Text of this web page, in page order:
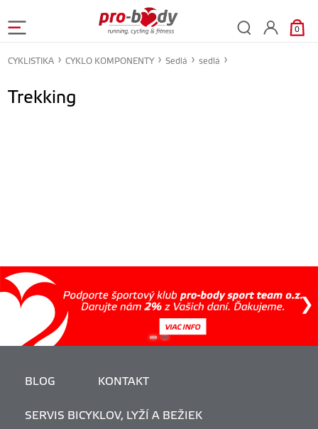
0
CYKLISTIKA CYKLO KOMPONENTY Sedlá sedlá
Trekking
BLOG KONTAKT
SERVIS BICYKLOV, LYŽÍ A BEŽIEK